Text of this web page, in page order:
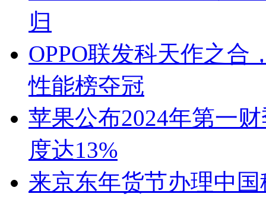
归
OPPO联发科天作之合
性能榜夺冠
苹果公布2024年第一
度达13%
来京东年货节办理中